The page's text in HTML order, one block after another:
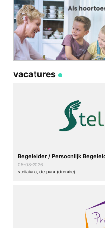
vacatures
Begeleider / Persoonlijk
05-08-2026
stellaluna, de punt (drenthe)